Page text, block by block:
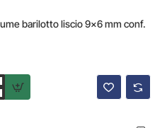
barilotto liscio 9x6 mm conf.